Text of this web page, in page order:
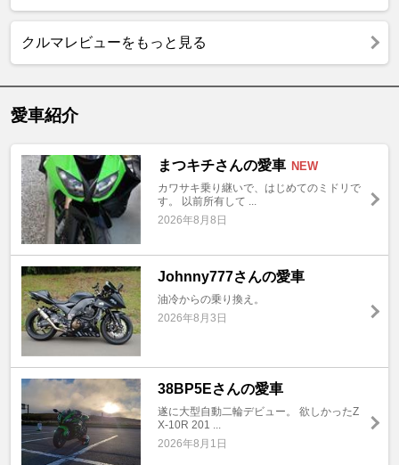
クルマレビューをもっと見る
愛車紹介
まつキチさんの愛車 NEW
カワサキ乗り継いで、はじめてのミドリで
す。 以前所有して ...
2026年8月8日
Johnny777さんの愛車
油冷からの乗り換え。
2026年8月3日
38BP5Eさんの愛車
遂に大型自動二輪デビュー。 欲しかったZ
X-10R 201 ...
2026年8月1日